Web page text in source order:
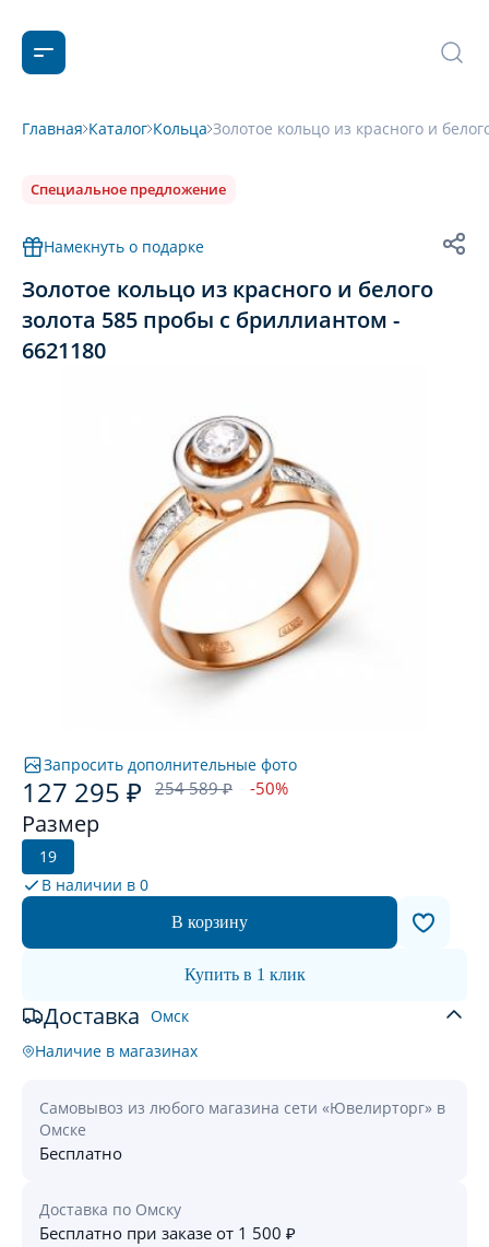
Главная Каталог Кольца Золотое кольцо из красного и
Специальное предложение
Намекнуть о подарке
Золотое кольцо из красного и белого
золота 585 пробы с бриллиантом -
6621180
Запросить дополнительные фото
127 295 ₽ 254 589 ₽ -50%
Размер
19
В наличии в 0
В корзину
Купить в 1 клик
Доставка Омск
Наличие в магазинах
Самовывоз из любого магазина сети «Ювелирторг» в
Омске
Бесплатно
Доставка по Омску
Бесплатно при заказе от 1 500 ₽